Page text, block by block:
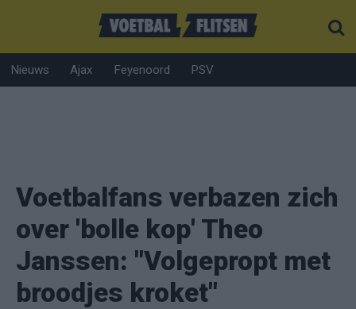
Nieuws Ajax Feyenoord PSV
Voetbalfans verbazen zich
over 'bolle kop' Theo
Janssen: "Volgepropt met
broodjes kroket"